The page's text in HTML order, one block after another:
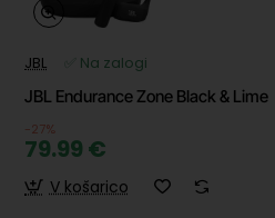
JBL
✅ Na zalogi
JBL Endurance Zone Black & Lime
-27%
79.99 €
V košarico